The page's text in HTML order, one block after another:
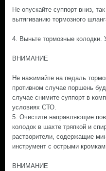
Не опускайте суппорт вниз,
вытягиванию тормозного
4. Выньте тормозные
ВНИМАНИЕ
Не нажимайте на педаль
противном случае поршень
случае снимите суппорт в
условиях СТО.
5. Очистите направляющие
колодок в шахте тряпкой и
растворители, содержащие
инструмент с острыми
ВНИМАНИЕ